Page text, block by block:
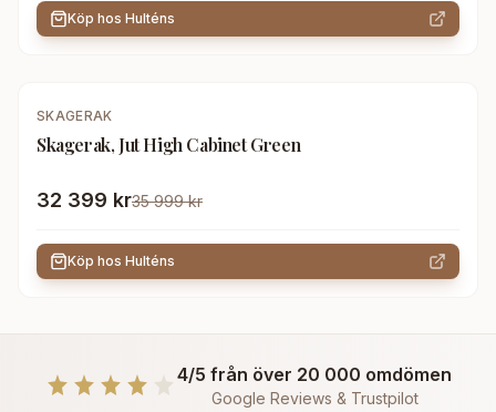
Köp hos Hulténs
- 10 %
SKAGERAK
Skagerak, Jut High Cabinet Green
32 399 kr35 999 kr
Köp hos Hulténs
4/5 från över 20 000 omdömen
Google Reviews & Trustpilot